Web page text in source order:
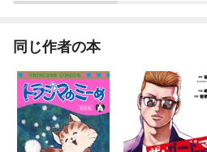
同じ作者の本